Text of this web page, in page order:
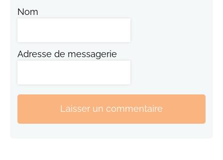
Nom
Adresse de messagerie
Laisser un commentaire